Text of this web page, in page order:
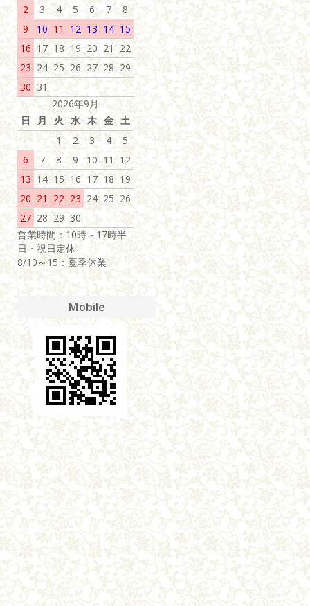
2
3 4 5 6 7
8
9
10 11 12 13 14 15
16 17 18 19 20 21 22
23 24 25 26 27 28 29
30 31
2026年9月
日 月 火 水 木 金 土
1
2 3 4
5
6
7 8 9 10 11 12
13 14 15 16 17 18 19
20 21 22 23 24 25 26
27 28 29 30
営業時間：10時～17時半
日・祝日定休
8/10～15：夏季休業
Mobile